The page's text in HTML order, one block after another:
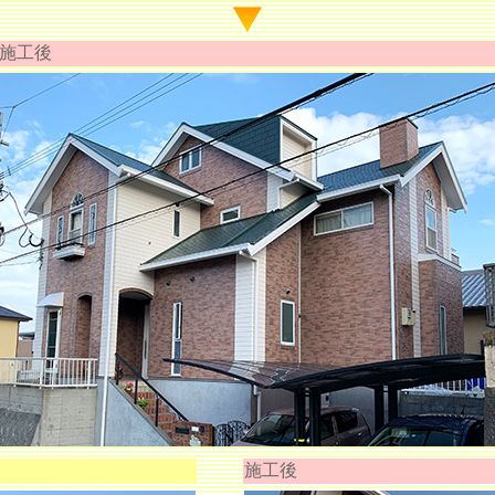
施工後
施工後